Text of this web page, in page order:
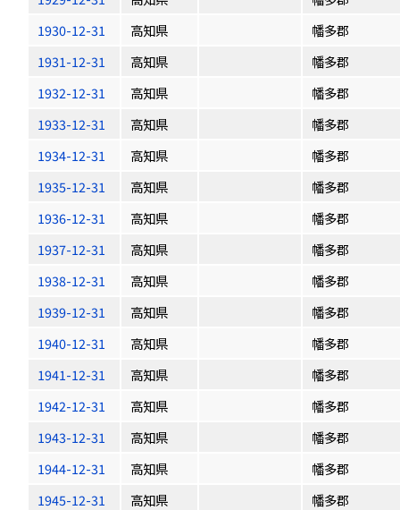
1930-12-31
高知県
幡多郡
1931-12-31
高知県
幡多郡
1932-12-31
高知県
幡多郡
1933-12-31
高知県
幡多郡
1934-12-31
高知県
幡多郡
1935-12-31
高知県
幡多郡
1936-12-31
高知県
幡多郡
1937-12-31
高知県
幡多郡
1938-12-31
高知県
幡多郡
1939-12-31
高知県
幡多郡
1940-12-31
高知県
幡多郡
1941-12-31
高知県
幡多郡
1942-12-31
高知県
幡多郡
1943-12-31
高知県
幡多郡
1944-12-31
高知県
幡多郡
1945-12-31
高知県
幡多郡